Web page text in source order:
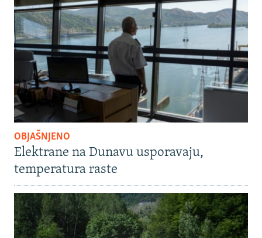
OBJAŠNJENO
Elektrane na Dunavu usporavaju,
temperatura raste